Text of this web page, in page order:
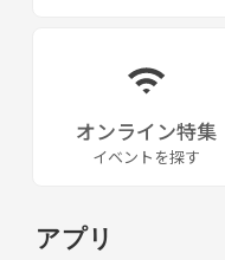
オンライン特集
イベントを探す
アプリ